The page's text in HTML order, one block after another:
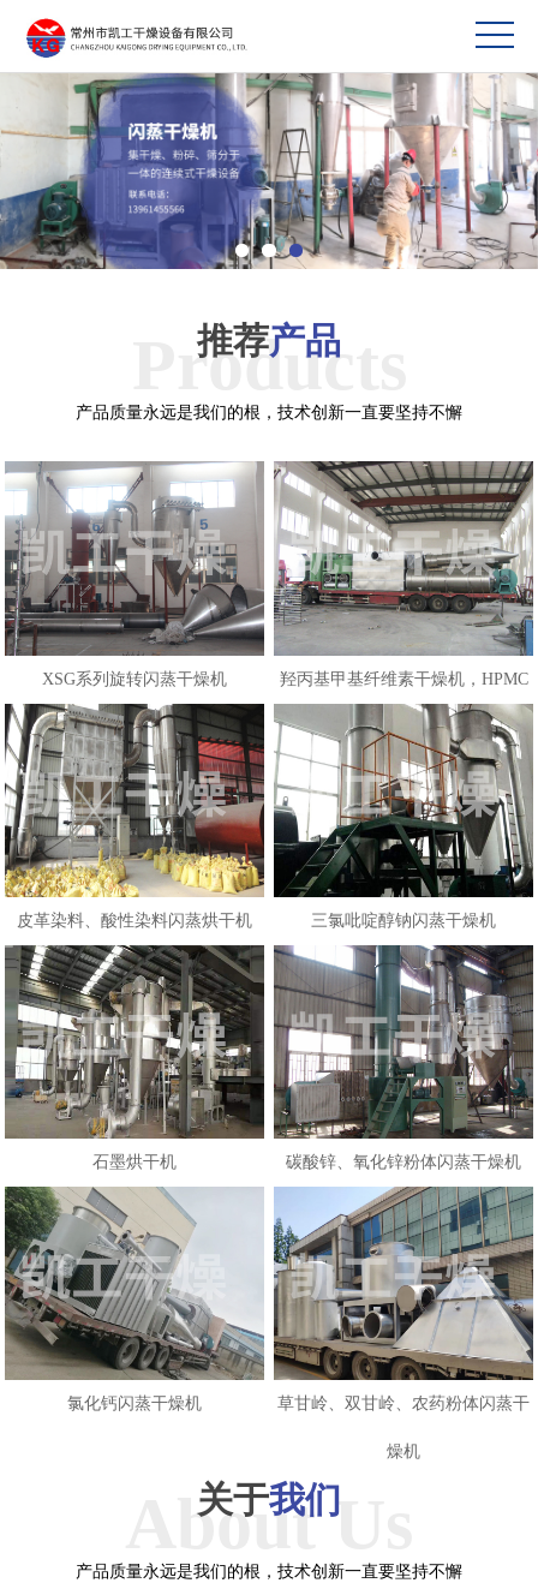
推荐产品
Products
产品质量永远是我们的根，技术创新一直要坚持不懈
XSG系列旋转闪蒸干燥机 羟丙基甲基纤维素干燥机，HPMC
纤维素干...
皮革染料、酸性染料闪蒸烘干机 三氯吡啶醇钠闪蒸干燥机
石墨烘干机 碳酸锌、氧化锌粉体闪蒸干燥机
氯化钙闪蒸干燥机 草甘岭、双甘岭、农药粉体闪蒸干
燥机
关于我们
About Us
产品质量永远是我们的根，技术创新一直要坚持不懈